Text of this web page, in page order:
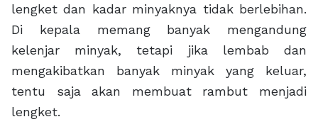
lengket dan kadar minyaknya tidak berlebihan.
Di kepala memang banyak mengandung
kelenjar minyak, tetapi jika lembab dan
mengakibatkan banyak minyak yang keluar,
tentu saja akan membuat rambut menjadi
lengket.